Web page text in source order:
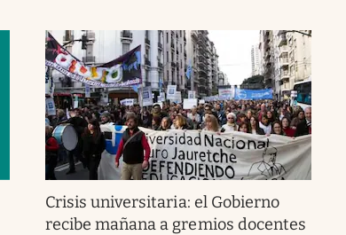
Crisis universitaria: el Gobierno
recibe mañana a gremios docentes